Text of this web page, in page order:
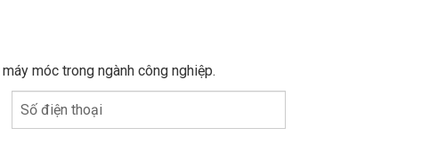
móc trong ngành công nghiệp.
Số điện thoại